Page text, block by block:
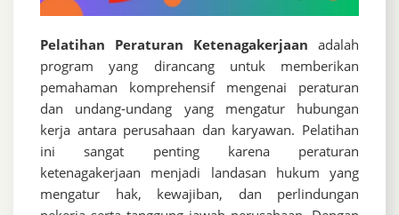
Pelatihan Peraturan Ketenagakerjaan adalah
program yang dirancang untuk memberikan
pemahaman komprehensif mengenai peraturan
dan undang-undang yang mengatur hubungan
kerja antara perusahaan dan karyawan. Pelatihan
ini sangat penting karena peraturan
ketenagakerjaan menjadi landasan hukum yang
mengatur hak, kewajiban, dan perlindungan